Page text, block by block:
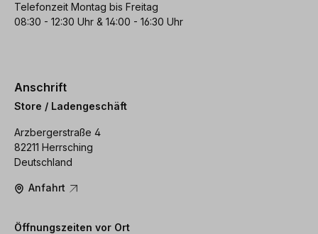
Telefonzeit Montag bis Freitag
08:30 - 12:30 Uhr & 14:00 - 16:30 Uhr
Anschrift
Store / Ladengeschäft
Arzbergerstraße 4
82211 Herrsching
Deutschland
Anfahrt
Öffnungszeiten vor Ort